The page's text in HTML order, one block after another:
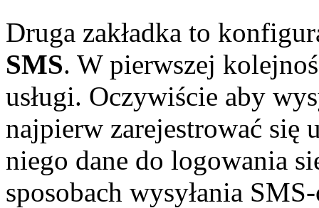
Druga zakładka to
SMS. W pierwszej
usługi. Oczywiście aby
najpierw zarejestrować się
niego dane do logowania
sposobach wysyłania